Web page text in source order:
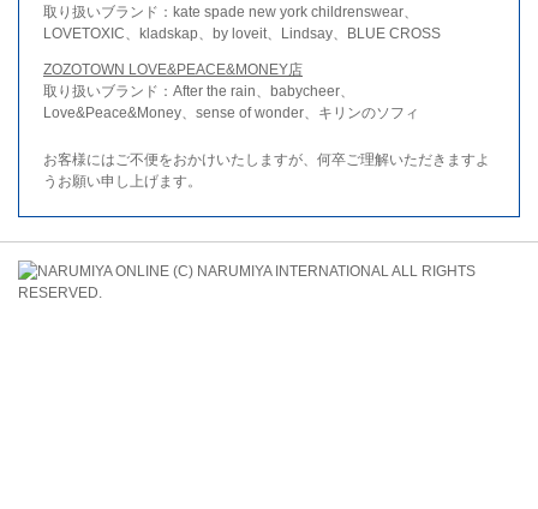
取り扱いブランド：kate spade new york childrenswear、
LOVETOXIC、kladskap、by loveit、Lindsay、BLUE CROSS
ZOZOTOWN LOVE&PEACE&MONEY店
取り扱いブランド：After the rain、babycheer、
Love&Peace&Money、sense of wonder、キリンのソフィ
お客様にはご不便をおかけいたしますが、何卒ご理解いただきますよ
うお願い申し上げます。